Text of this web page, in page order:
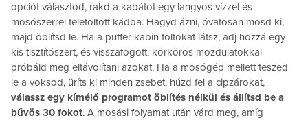
opciót választod, rakd a kabátot egy langyos vízzel és
mosószerrel teletöltött kádba. Hagyd ázni, óvatosan mosd ki,
majd öblítsd le. Ha a puffer kabin foltokat látsz, adj hozzá egy
kis tisztítószert, és visszafogott, körkörös mozdulatokkal
próbáld meg eltávolítani azokat. Ha a mosógép mellett teszed
le a voksod, üríts ki minden zsebet, húzd fel a cipzárokat,
válassz egy kímélő programot öblítés nélkül és állítsd be a
bűvös 30 fokot. A mosási folyamat után várd meg, amíg